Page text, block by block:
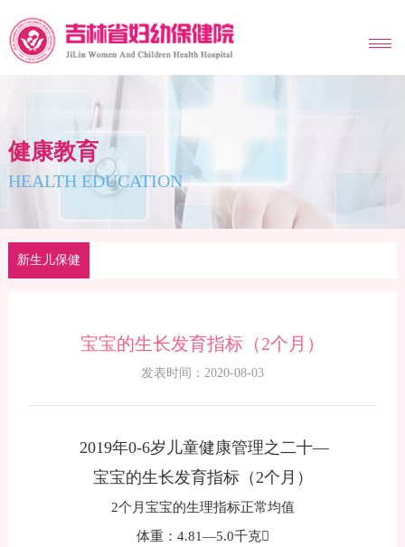
MENU
健康教育
HEALTH EDUCATION
新生儿保健
宝宝的生长发育指标（2个月）
发表时间：2020-08-03
2019年0-6岁儿童健康管理之二十—
宝宝的生长发育指标（2个月）
2个月宝宝的生理指标正常均值
体重：4.81—5.0千克